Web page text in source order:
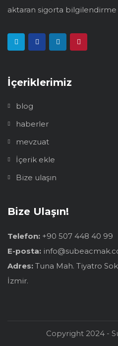
aktaran sigorta
İçeriklerimiz
blog
haberler
mevzuat
İçerik ekle
Bize ulaşın
Bize Ulaşın!
Telefon: +90 507 448 40 99
E-posta:
Adres: Tuna Mah. Tiyatro
İzmir.
Copyright 2024 -